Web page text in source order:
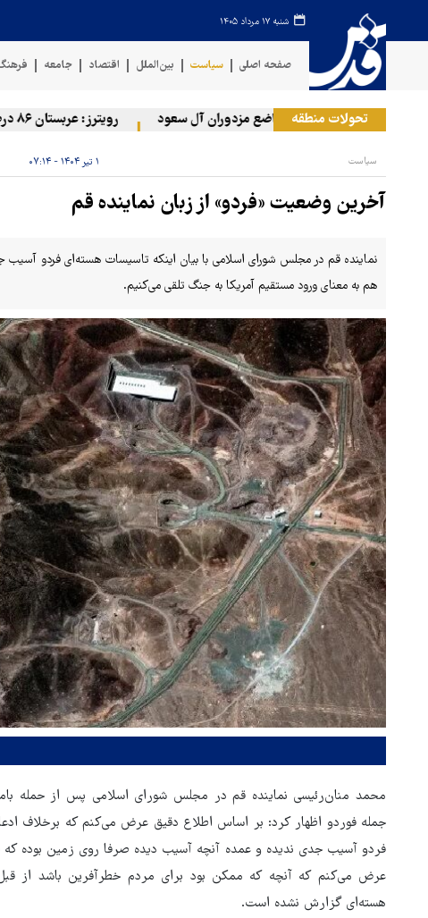
شنبه ۱۷ مرداد ۱۴۰۵
صفحه اصلی سیاست بین‌الملل اقتصاد جامعه
تحولات منطقه
حمله ارتش یمن به مواضع مزدوران آل سعود رویترز: عربستان ۸۶ درصد از موشک‌های پاتریوت خود را استفاده کرده است
سیاست ۱ تیر ۱۴۰۴ - ۰۷:۱۴
آخرین وضعیت «فردو» از زبان نماینده قم
نماینده قم در مجلس شورای اسلامی با بیان اینکه تاسیسات هسته‌ای فردو
هم به معنای ورود مستقیم آمریکا به جنگ تلقی می‌کنیم.
محمد منان‌رئیسی نماینده قم در مجلس شورای اسلامی پس از حمله
جمله فوردو اظهار کرد: بر اساس اطلاع دقیق عرض می‌کنم که برخلاف
فردو آسیب جدی ندیده و عمده آنچه آسیب دیده صرفا روی زمین بوده که
عرض می‌کنم که آنچه که ممکن بود برای مردم خطرآفرین باشد از
هسته‌ای گزارش نشده است.